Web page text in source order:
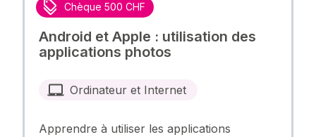
Chèque 500 CHF
Android et Apple : utilisation des
applications photos
Ordinateur et Internet
Apprendre à utiliser les applications